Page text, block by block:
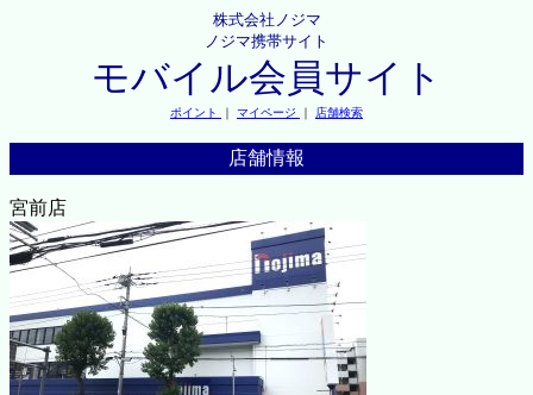
株式会社ノジマ
ノジマ携帯サイト
モバイル会員サイト
ポイント ｜ マイページ ｜ 店舗検索
店舗情報
宮前店